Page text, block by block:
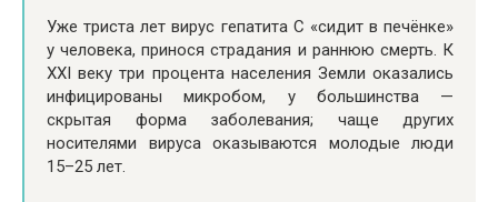
Уже триста лет вирус гепатита С «сидит в печёнке»
у человека, принося страдания и раннюю смерть. К
XXI веку три процента населения Земли оказались
инфицированы микробом, у большинства —
скрытая форма заболевания; чаще других
носителями вируса оказываются молодые люди
15–25 лет.